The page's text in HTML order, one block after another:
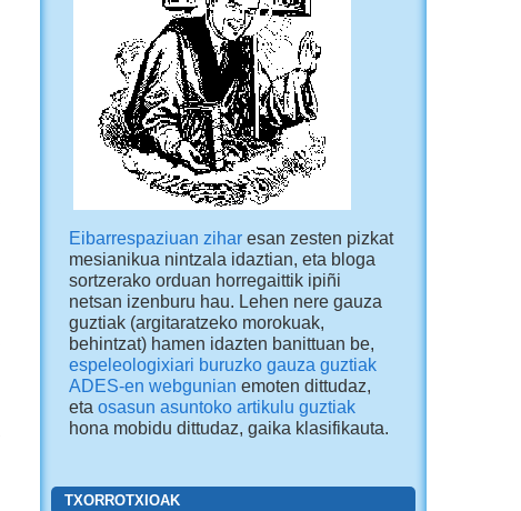
Eibarrespaziuan ziharesan zesten pizkat
mesianikua nintzala idaztian, eta bloga
sortzerako orduan horregaittik ipiñi
netsan izenburu hau. Lehen nere gauza
guztiak (argitaratzeko morokuak,
behintzat) hamen idazten banittuan be,
espeleologixiari buruzko gauza guztiak
ADES-en webgunian emoten dittudaz,
eta osasun asuntoko artikulu guztiak
hona mobidu dittudaz, gaika klasifikauta.
TXORROTXIOAK